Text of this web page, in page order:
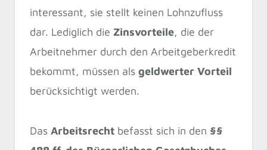
interessant, sie stellt keinen Lohnzufluss
dar. Lediglich die Zinsvorteile, die der
Arbeitnehmer durch den Arbeitgeberkredit
bekommt, müssen als geldwerter Vorteil
berücksichtigt werden.
Das Arbeitsrecht befasst sich in den §§